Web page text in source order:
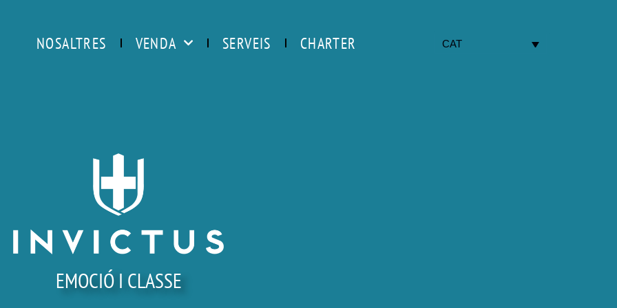
NOSALTRES VENDA SERVEIS CHARTER CAT
EMOCIÓ I CLASSE